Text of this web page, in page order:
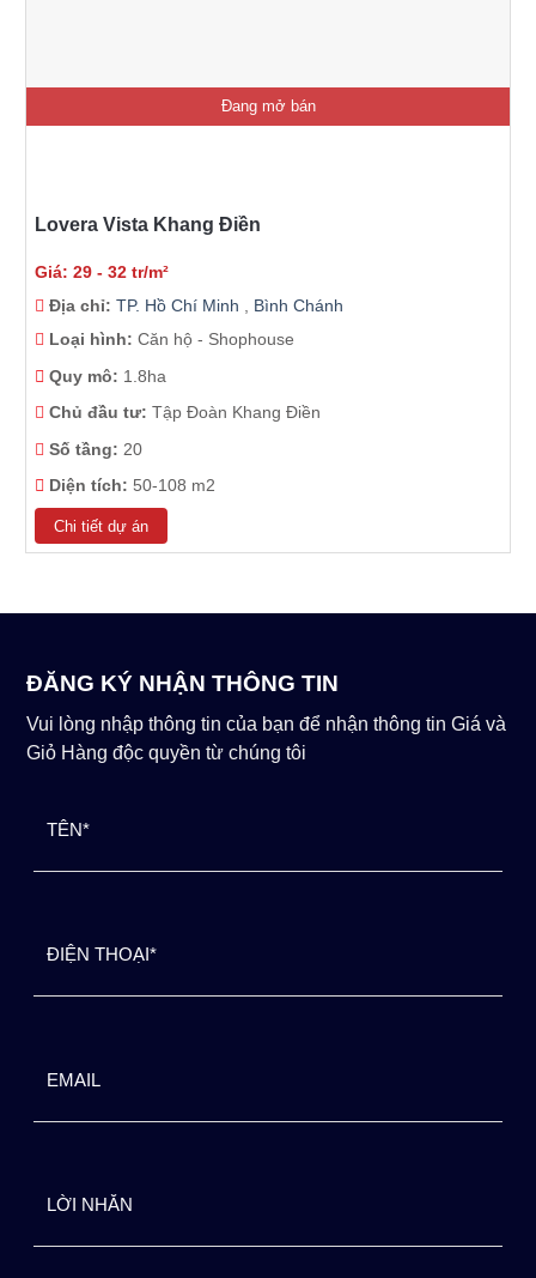
Đang mở bán
Lovera Vista Khang Điền
Giá: 29 - 32 tr/m²
Địa chỉ: TP. Hồ Chí Minh , Bình Chánh
Loại hình: Căn hộ - Shophouse
Quy mô: 1.8ha
Chủ đầu tư: Tập Đoàn Khang Điền
Số tầng: 20
Diện tích: 50-108 m2
Chi tiết dự án
ĐĂNG KÝ NHẬN THÔNG TIN
Vui lòng nhập thông tin của bạn để nhận thông tin Giá và
Giỏ Hàng độc quyền từ chúng tôi